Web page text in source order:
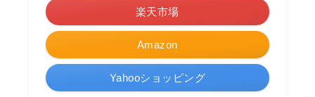
Amazon
楽天市場
Yahooショッピング